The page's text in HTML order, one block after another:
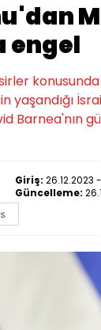
engel
yaşandığı
Barnea'nın
Giriş: 26.12.2023 -
Güncelleme: